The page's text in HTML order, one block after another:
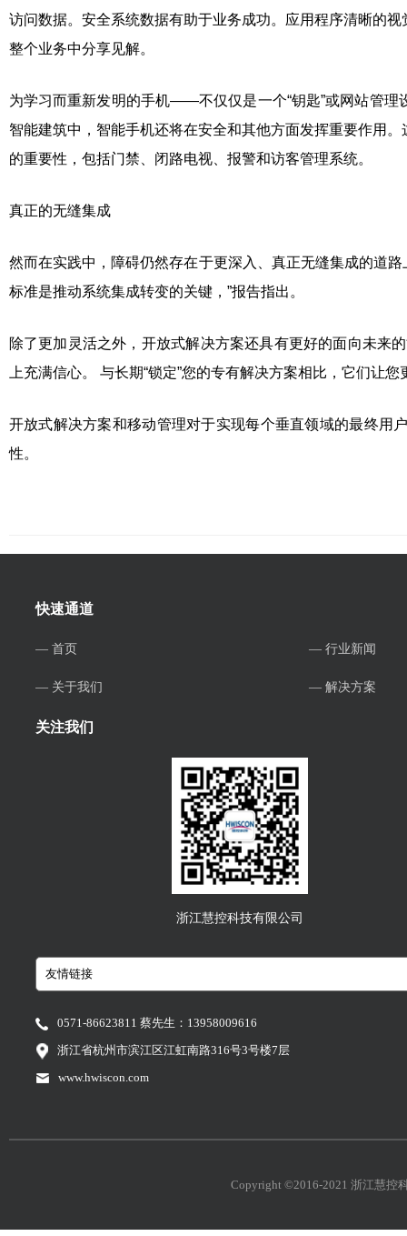
访问数据。安全系统数据有助于业务成功。应用程序清晰的
整个业务中分享见解。
为学习而重新发明的手机——不仅仅是一个“钥匙”或网站管
智能建筑中，智能手机还将在安全和其他方面发挥重要作用
的重要性，包括门禁、闭路电视、报警和访客管理系统。
真正的无缝集成
然而在实践中，障碍仍然存在于更深入、真正无缝集成的道
标准是推动系统集成转变的关键，”报告指出。
除了更加灵活之外，开放式解决方案还具有更好的面向未来
上充满信心。 与长期“锁定”您的专有解决方案相比，它们让您
开放式解决方案和移动管理对于实现每个垂直领域的最终用
性。
快速通道
— 首页 — 行业新闻
— 关于我们 — 解决方案
关注我们
浙江慧控科技有限公司
0571-86623811 蔡先生：13958009616
浙江省杭州市滨江区江虹南路316号3号楼7层
www.hwiscon.com
Copyright ©2016-2021 浙江慧